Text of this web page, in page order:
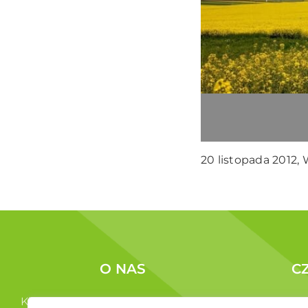
20 listopada 2012,
O NAS
Kim jesteśmy ? Korzyści